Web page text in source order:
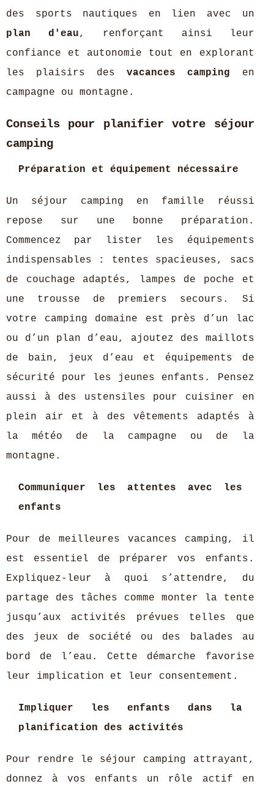
des sports nautiques en lien avec un
plan d'eau, renforçant ainsi leur
confiance et autonomie tout en explorant
les plaisirs desvacances camping en
campagne ou montagne.
Conseils pour planifier votre séjour
camping
Préparation et équipement nécessaire
Un séjour camping en famille réussi
repose sur une bonne préparation.
Commencez par lister les équipements
indispensables : tentes spacieuses, sacs
de couchage adaptés, lampes de poche et
une trousse de premiers secours. Si
votre camping domaine est près d’un lac
ou d’un plan d’eau, ajoutez des maillots
de bain, jeux d’eau et équipements de
sécurité pour les jeunes enfants. Pensez
aussi à des ustensiles pour cuisiner en
plein air et à des vêtements adaptés à
la météo de la campagne ou de la
montagne.
Communiquer les attentes avec les
enfants
Pour de meilleures vacances camping, il
est essentiel de préparer vos enfants.
Expliquez-leur à quoi s’attendre, du
partage des tâches comme monter la tente
jusqu’aux activités prévues telles que
des jeux de société ou des balades au
bord de l’eau. Cette démarche favorise
leur implication et leur consentement.
Impliquer les enfants dans la
planification des activités
Pour rendre le séjour camping attrayant,
donnez à vos enfants un rôle actif en